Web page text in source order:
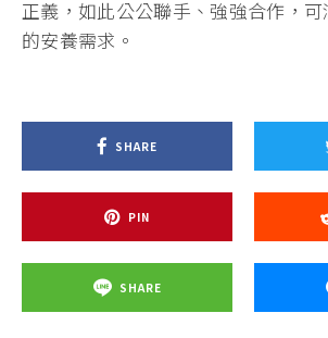
正義，如此公公聯手、強強合作，
的安養需求。
SHARE
PIN
SHARE